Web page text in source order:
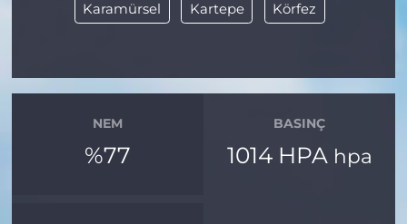
Karamürsel Kartepe Körfez
NEM
%77
BASINÇ
1014 HPA hpa